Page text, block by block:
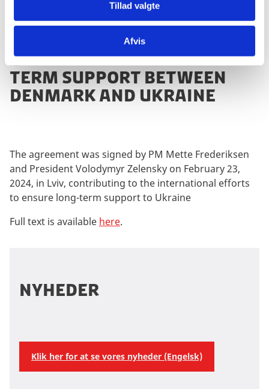
Tillad valgte
Afvis
Agreement on security
cooperation and long-
term support between
denmark and ukraine
The agreement was signed by PM Mette Frederiksen
and President Volodymyr Zelensky on February 23,
2024, in Lviv, contributing to the international efforts
to ensure long-term support to Ukraine
Full text is available here.
Nyheder
Klik her for at se vores nyheder (Engelsk)